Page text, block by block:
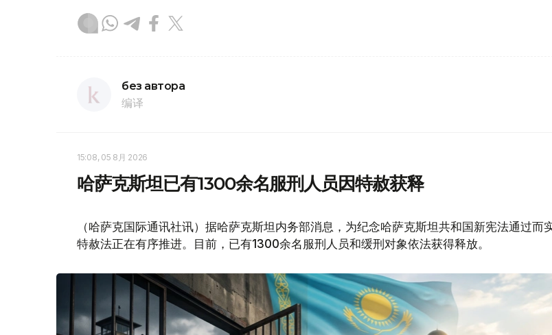
без автора
编译
15:08, 05 8月 2026
哈萨克斯坦已有1300余名服刑人员因特赦获释
（哈萨克国际通讯社讯）据哈萨克斯坦内务部消息，为纪念哈萨克斯坦共和国新宪法通过而
特赦法正在有序推进。目前，已有1300余名服刑人员和缓刑对象依法获得释放。